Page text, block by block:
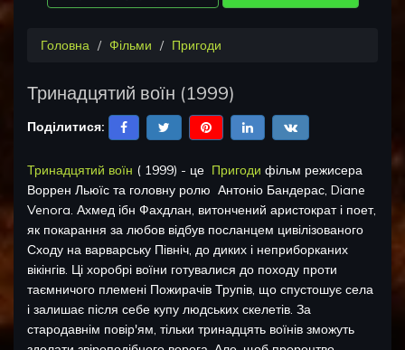
Головна Фільми Пригоди
Тринадцятий воїн (1999)
Поділитися:
Тринадцятий воїн ( 1999) - це Пригоди фільм режисера
Воррен Льюїс та головну ролю Антоніо Бандерас, Diane
Venora. Ахмед ібн Фахдлан, витончений аристократ і поет,
як покарання за любов відбув посланцем цивілізованого
Сходу на варварську Північ, до диких і неприборканих
вікінгів. Ці хоробрі воїни готувалися до походу проти
таємничого племені Пожирачів Трупів, що спустошує села
і залишає після себе купу людських скелетів. За
стародавнім повір'ям, тільки тринадцять воїнів зможуть